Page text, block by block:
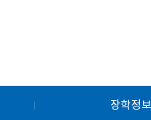
장학정보